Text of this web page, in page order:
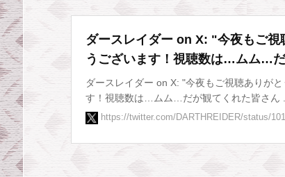
の
危
機
2.
ダースレイダー on X: "今夜もご視
うございます！視聴数は…ムム…
ダースレイダー on X: "今夜もご視聴ありがと
す！視聴数は…ムム…だが観てくれた皆さん
https://twitter.com/DARTHREIDER/status/